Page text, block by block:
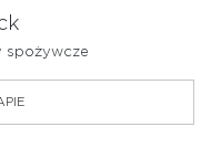
spożywcze